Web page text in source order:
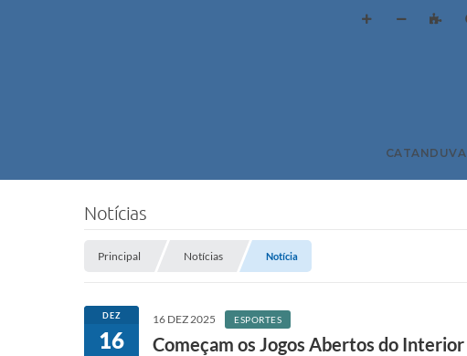
CATANDUVA
Notícias
Principal Notícias Notícia
DEZ
16
16 DEZ 2025 ESPORTES
Começam os Jogos Abertos do Interior